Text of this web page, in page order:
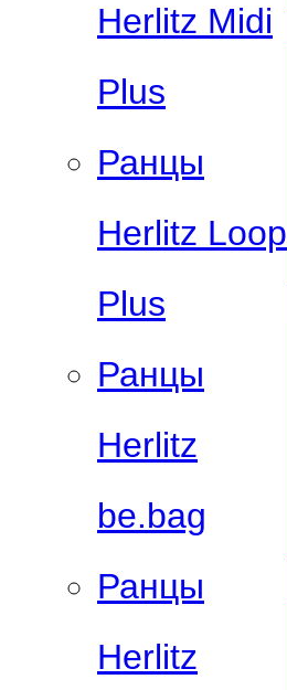
Herlitz Midi
Plus
Ранцы
Herlitz Loop
Plus
Ранцы
Herlitz
be.bag
Ранцы
Herlitz